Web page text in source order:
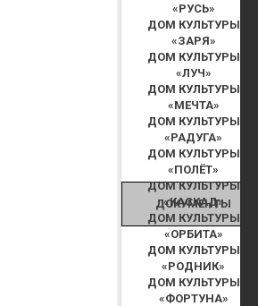
«РУСЬ»
ДОМ КУЛЬТУРЫ
«ЗАРЯ»
ДОМ КУЛЬТУРЫ
«ЛУЧ»
ДОМ КУЛЬТУРЫ
«МЕЧТА»
ДОМ КУЛЬТУРЫ
«РАДУГА»
ДОМ КУЛЬТУРЫ
«ПОЛЁТ»
ДОМ КУЛЬТУРЫ
«КАСКАД»
ДОМ КУЛЬТУРЫ
«ОРБИТА»
ДОМ КУЛЬТУРЫ
«РОДНИК»
ДОМ КУЛЬТУРЫ
«ФОРТУНА»
ДОКУМЕНТЫ